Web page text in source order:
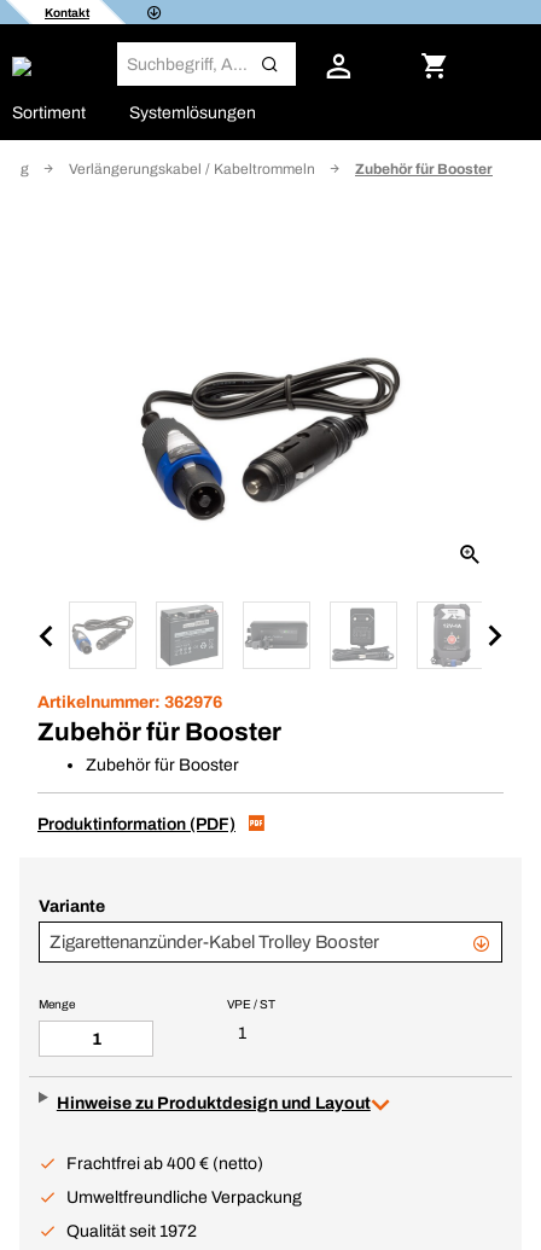
Kontakt
Sortiment Systemlösungen
Verlängerungskabel / Kabeltrommeln Zubehör für Booster
Artikelnummer: 362976
Zubehör für Booster
Zubehör für Booster
Produktinformation (PDF)
Variante
Zigarettenanzünder-Kabel Trolley Booster
VPE / ST
1
Menge
Hinweise zu Produktdesign und Layout
Frachtfrei ab 400 € (netto)
Umweltfreundliche Verpackung
Qualität seit 1972